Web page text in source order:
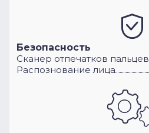
Безопасность
Сканер отпечатков пальцев
Распознование лица